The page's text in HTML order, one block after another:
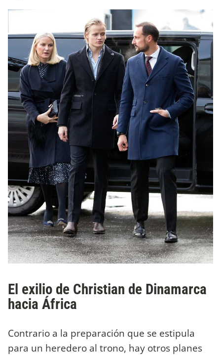
El exilio de Christian de Dinamarca
hacia África
Contrario a la preparación que se estipula
para un heredero al trono, hay otros planes